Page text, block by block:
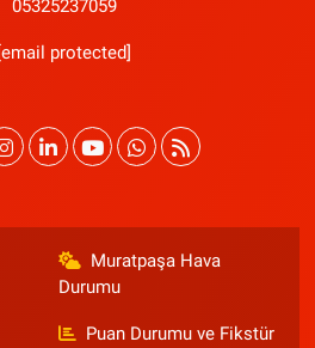
05325237059
[email protected]
Muratpaşa Hava
Durumu
Puan Durumu ve Fikstür